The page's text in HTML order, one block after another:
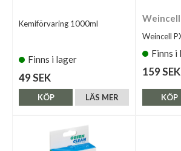
Kemiförvaring 1000ml
Finns i lager
49 SEK
LÄS MER
KÖP
Weincell
Weincell
Finns i
159 SEK
KÖP